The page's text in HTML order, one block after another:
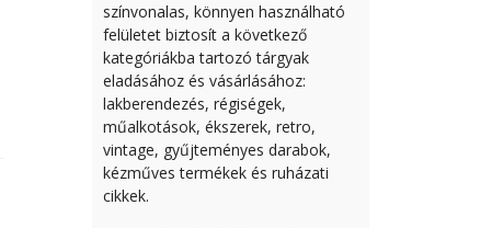
színvonalas, könnyen használható
felületet biztosít a következő
kategóriákba tartozó tárgyak
eladásához és vásárlásához:
lakberendezés, régiségek,
műalkotások, ékszerek, retro,
vintage, gyűjteményes darabok,
kézműves termékek és ruházati
cikkek.